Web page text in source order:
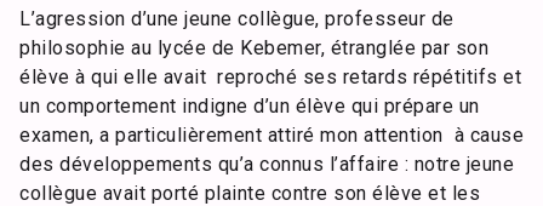
L’agression d’une jeune collègue, professeur de
philosophie au lycée de Kebemer, étranglée par son
élève à qui elle avait reproché ses retards répétitifs et
un comportement indigne d’un élève qui prépare un
examen, a particulièrement attiré mon attention à cause
des développements qu’a connus l’affaire : notre jeune
collègue avait porté plainte contre son élève et les